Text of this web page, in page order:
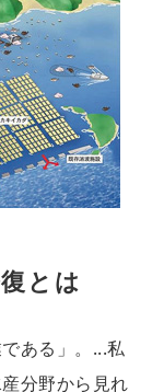
とは
ある」。...私
分野から見れ